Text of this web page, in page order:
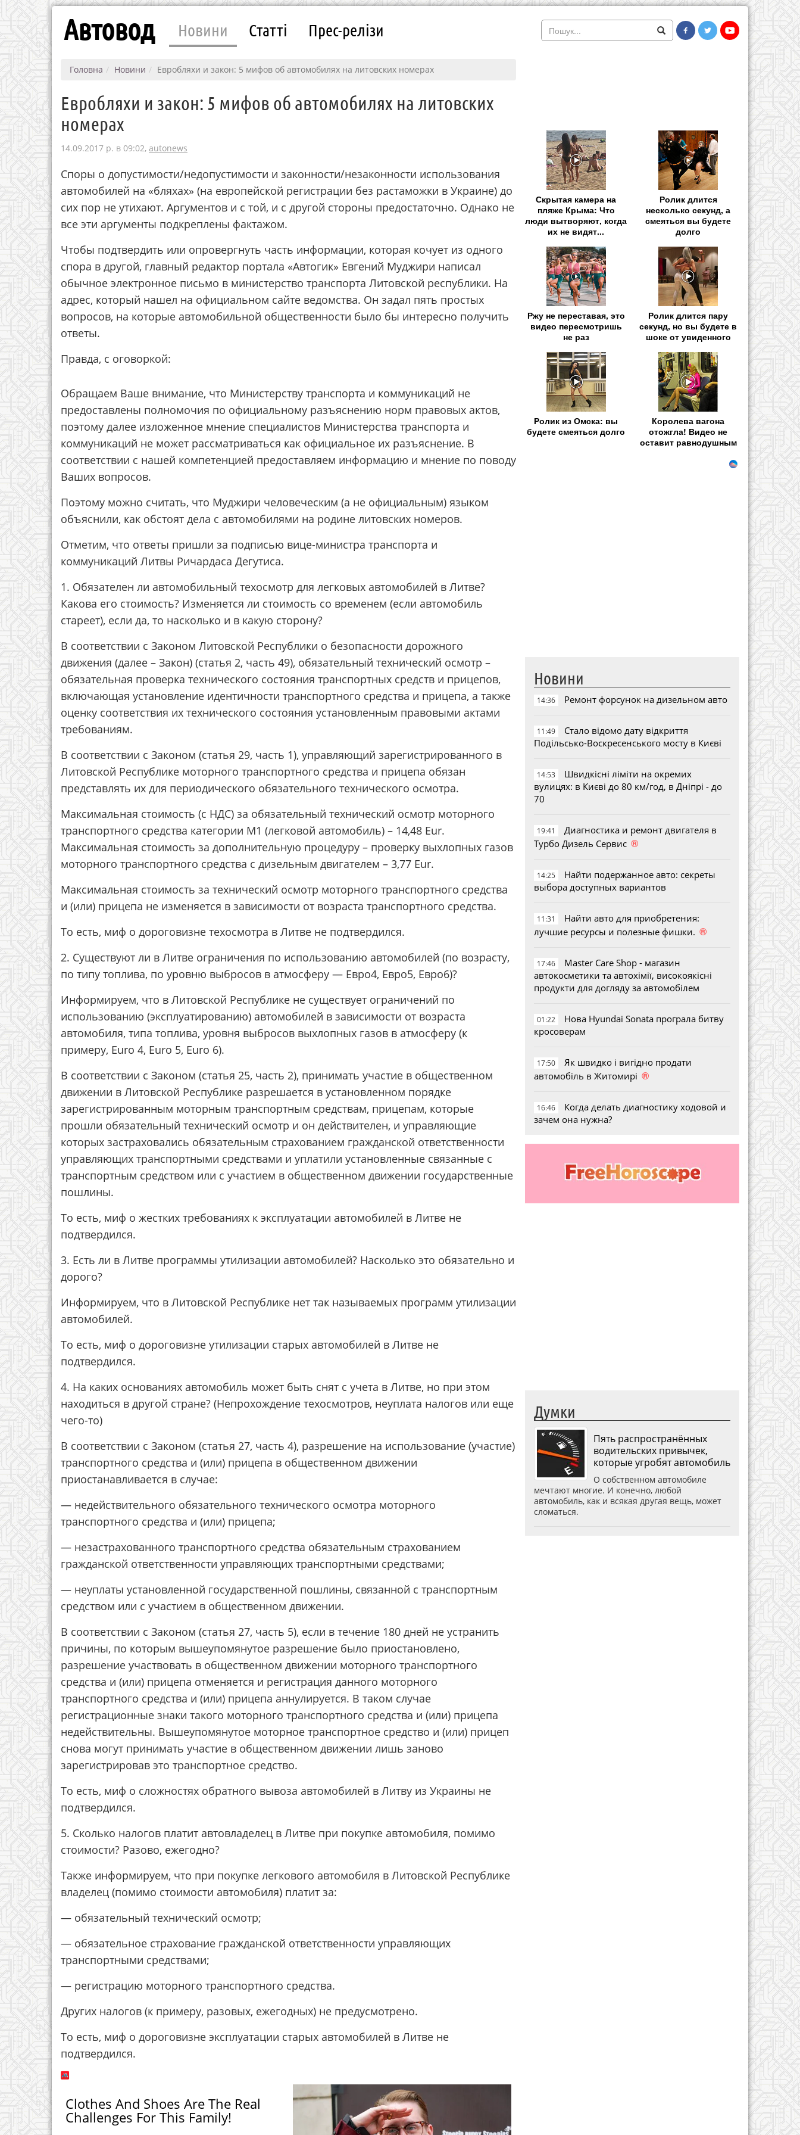
Автовод Новини Статті Прес-релізи
Головна Новини Евробляхи и закон: 5 мифов об автомобилях на литовских номерах
Евробляхи и закон: 5 мифов об автомобилях на литовских
номерах
14.09.2017 р. в 09:02, autonews
Споры о допустимости/недопустимости и законности/незаконности использования
автомобилей на «бляхах» (на европейской регистрации без растаможки в Украине) до
сих пор не утихают. Аргументов и с той, и с другой стороны предостаточно. Однако не
все эти аргументы подкреплены фактажом.
Чтобы подтвердить или опровергнуть часть информации, которая кочует из одного
спора в другой, главный редактор портала «Автогик» Евгений Муджири написал
обычное электронное письмо в министерство транспорта Литовской республики. На
адрес, который нашел на официальном сайте ведомства. Он задал пять простых
вопросов, на которые автомобильной общественности было бы интересно получить
ответы.
Правда, с оговоркой:
Обращаем Ваше внимание, что Министерству транспорта и коммуникаций не
предоставлены полномочия по официальному разъяснению норм правовых актов,
поэтому далее изложенное мнение специалистов Министерства транспорта и
коммуникаций не может рассматриваться как официальное их разъяснение. В
соответствии с нашей компетенцией предоставляем информацию и мнение по поводу
Ваших вопросов.
Поэтому можно считать, что Муджири человеческим (а не официальным) языком
объяснили, как обстоят дела с автомобилями на родине литовских номеров.
Отметим, что ответы пришли за подписью вице-министра транспорта и
коммуникаций Литвы Ричардаса Дегутиса.
1. Обязателен ли автомобильный техосмотр для легковых автомобилей в Литве?
Какова его стоимость? Изменяется ли стоимость со временем (если автомобиль
стареет), если да, то насколько и в какую сторону?
В соответствии с Законом Литовской Республики о безопасности дорожного
движения (далее – Закон) (статья 2, часть 49), обязательный технический осмотр –
обязательная проверка технического состояния транспортных средств и прицепов,
включающая установление идентичности транспортного средства и прицепа, а также
оценку соответствия их технического состояния установленным правовыми актами
требованиям.
В соответствии с Законом (статья 29, часть 1), управляющий зарегистрированного в
Литовской Республике моторного транспортного средства и прицепа обязан
представлять их для периодического обязательного технического осмотра.
Максимальная стоимость (с НДС) за обязательный технический осмотр моторного
транспортного средства категории М1 (легковой автомобиль) – 14,48 Eur.
Максимальная стоимость за дополнительную процедуру – проверку выхлопных газов
моторного транспортного средства с дизельным двигателем – 3,77 Eur.
Максимальная стоимость за технический осмотр моторного транспортного средства
и (или) прицепа не изменяется в зависимости от возраста транспортного средства.
То есть, миф о дороговизне техосмотра в Литве не подтвердился.
2. Существуют ли в Литве ограничения по использованию автомобилей (по возрасту,
по типу топлива, по уровню выбросов в атмосферу — Евро4, Евро5, Евро6)?
Информируем, что в Литовской Республике не существует ограничений по
использованию (эксплуатированию) автомобилей в зависимости от возраста
автомобиля, типа топлива, уровня выбросов выхлопных газов в атмосферу (к
примеру, Euro 4, Euro 5, Euro 6).
В соответствии с Законом (статья 25, часть 2), принимать участие в общественном
движении в Литовской Республике разрешается в установленном порядке
зарегистрированным моторным транспортным средствам, прицепам, которые
прошли обязательный технический осмотр и он действителен, и управляющие
которых застраховались обязательным страхованием гражданской ответственности
управляющих транспортными средствами и уплатили установленные связанные с
транспортным средством или с участием в общественном движении государственные
пошлины.
То есть, миф о жестких требованиях к эксплуатации автомобилей в Литве не
подтвердился.
3. Есть ли в Литве программы утилизации автомобилей? Насколько это обязательно и
дорого?
Информируем, что в Литовской Республике нет так называемых программ утилизации
автомобилей.
То есть, миф о дороговизне утилизации старых автомобилей в Литве не
подтвердился.
4. На каких основаниях автомобиль может быть снят с учета в Литве, но при этом
находиться в другой стране? (Непрохождение техосмотров, неуплата налогов или еще
чего-то)
В соответствии с Законом (статья 27, часть 4), разрешение на использование (участие)
транспортного средства и (или) прицепа в общественном движении
приостанавливается в случае:
— недействительного обязательного технического осмотра моторного
транспортного средства и (или) прицепа;
— незастрахованного транспортного средства обязательным страхованием
гражданской ответственности управляющих транспортными средствами;
— неуплаты установленной государственной пошлины, связанной с транспортным
средством или с участием в общественном движении.
В соответствии с Законом (статья 27, часть 5), если в течение 180 дней не устранить
причины, по которым вышеупомянутое разрешение было приостановлено,
разрешение участвовать в общественном движении моторного транспортного
средства и (или) прицепа отменяется и регистрация данного моторного
транспортного средства и (или) прицепа аннулируется. В таком случае
регистрационные знаки такого моторного транспортного средства и (или) прицепа
недействительны. Вышеупомянутое моторное транспортное средство и (или) прицеп
снова могут принимать участие в общественном движении лишь заново
зарегистрировав это транспортное средство.
То есть, миф о сложностях обратного вывоза автомобилей в Литву из Украины не
подтвердился.
5. Сколько налогов платит автовладелец в Литве при покупке автомобиля, помимо
стоимости? Разово, ежегодно?
Также информируем, что при покупке легкового автомобиля в Литовской Республике
владелец (помимо стоимости автомобиля) платит за:
— обязательный технический осмотр;
— обязательное страхование гражданской ответственности управляющих
транспортными средствами;
— регистрацию моторного транспортного средства.
Других налогов (к примеру, разовых, ежегодных) не предусмотрено.
То есть, миф о дороговизне эксплуатации старых автомобилей в Литве не
подтвердился.
Clothes And Shoes Are The Real
Challenges For This Family!
Скрытая камера на
пляже Крыма: Что
люди вытворяют, когда
их не видят...
Ролик длится
несколько секунд, а
смеяться вы будете
долго
Ржу не переставая, это
видео пересмотришь
не раз
Ролик длится пару
секунд, но вы будете в
шоке от увиденного
Ролик из Омска: вы
будете смеяться долго
Королева вагона
отожгла! Видео не
оставит равнодушным
Новини
14:36 Ремонт форсунок на дизельном авто
11:49
Стало відомо дату відкриття
Подільсько-Воскресенського мосту в Києві
14:53
Швидкісні ліміти на окремих
вулицях: в Києві до 80 км/год, в Дніпрі - до
70
19:41
Диагностика и ремонт двигателя в
Турбо Дизель Сервис ®
14:25
Найти подержанное авто: секреты
выбора доступных вариантов
11:31
Найти авто для приобретения:
лучшие ресурсы и полезные фишки. ®
17:46
Master Care Shop - магазин
автокосметики та автохімії, високоякісні
продукти для догляду за автомобілем
01:22
Нова Hyundai Sonata програла битву
кросоверам
17:50
Як швидко і вигідно продати
автомобіль в Житомирі ®
16:46
Когда делать диагностику ходовой и
зачем она нужна?
Думки
Пять распространённых
водительских привычек,
которые угробят автомобиль
О собственном автомобиле
мечтают многие. И конечно, любой
автомобиль, как и всякая другая вещь, может
сломаться.